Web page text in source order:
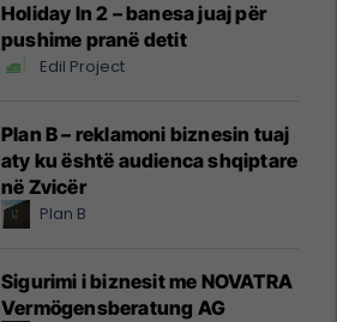
Holiday In 2 – banesa juaj për
pushime pranë detit
Edil Project
Plan B – reklamoni biznesin tuaj
aty ku është audienca shqiptare
në Zvicër
Plan B
Sigurimi i biznesit me NOVATRA
Vermögensberatung AG